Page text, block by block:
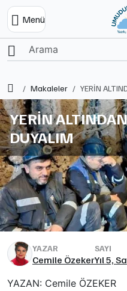
Menü
Ana SayfaMakaleler YERİN
YERİN
DUYALIM
YAZAR
Cemile Özeker
SAYI
Yıl 5,
YAZAN: Cemile ÖZEKER